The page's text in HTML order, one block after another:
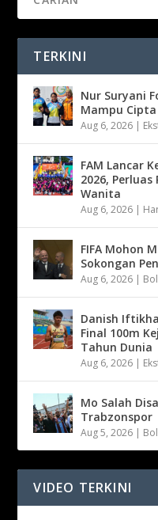
TERKINI
Nur Suryani
Mampu
Aug 6, 2026 |
FAM Lancar
2026,
Wanita
Aug 6, 2026 |
FIFA Mohon
Sokongan
Aug 6, 2026 |
Danish
Final 100m
Tahun Dunia
Aug 6, 2026 |
Mo Salah
Trabzonspor
Aug 5, 2026 |
VIDEO TERKINI